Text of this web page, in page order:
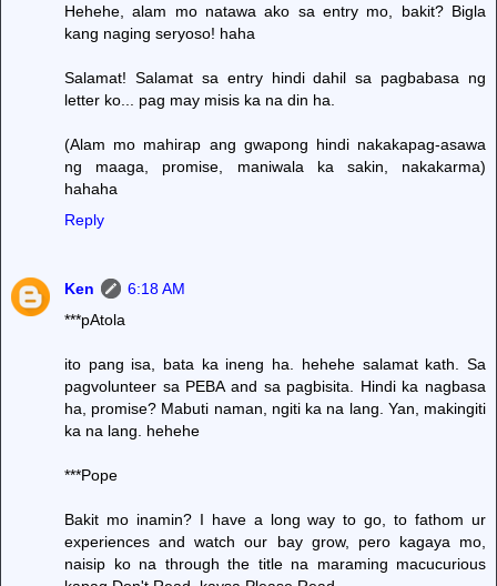
Hehehe, alam mo natawa ako sa entry mo, bakit? Bigla
kang naging seryoso! haha
Salamat! Salamat sa entry hindi dahil sa pagbabasa ng
letter ko... pag may misis ka na din ha.
(Alam mo mahirap ang gwapong hindi nakakapag-asawa
ng maaga, promise, maniwala ka sakin, nakakarma)
hahaha
Reply
Ken
6:18 AM
***pAtola
ito pang isa, bata ka ineng ha. hehehe salamat kath. Sa
pagvolunteer sa PEBA and sa pagbisita. Hindi ka nagbasa
ha, promise? Mabuti naman, ngiti ka na lang. Yan, makingiti
ka na lang. hehehe
***Pope
Bakit mo inamin? I have a long way to go, to fathom ur
experiences and watch our bay grow, pero kagaya mo,
naisip ko na through the title na maraming macucurious